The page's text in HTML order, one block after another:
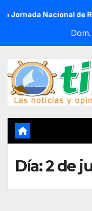
Nacional de
Día:2 de